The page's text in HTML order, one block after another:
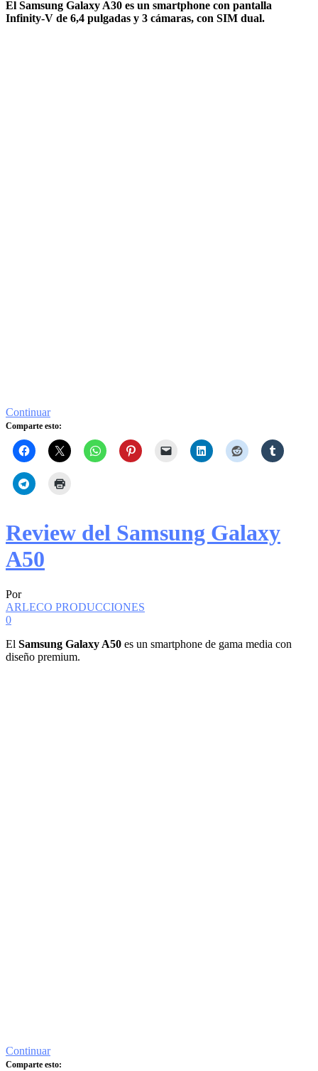
El Samsung Galaxy A30 es un smartphone con pantalla
Infinity-V de 6,4 pulgadas y 3 cámaras, con SIM dual.
Continuar
Comparte esto:
Review del Samsung Galaxy
A50
Por
ARLECO PRODUCCIONES
0
El Samsung Galaxy A50 es un smartphone de gama media con
diseño premium.
Continuar
Comparte esto: